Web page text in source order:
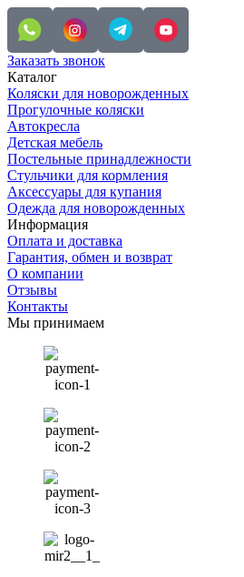
Заказать звонок
Каталог
Коляски для новорожденных
Прогулочные коляски
Автокресла
Детская мебель
Постельные принадлежности
Стульчики для кормления
Аксессуары для купания
Одежда для новорожденных
Информация
Оплата и доставка
Гарантия, обмен и возврат
О компании
Отзывы
Контакты
Мы принимаем